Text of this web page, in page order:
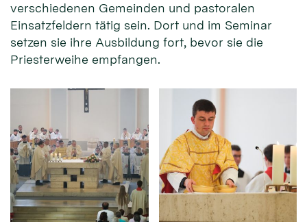
verschiedenen Gemeinden und pastoralen
Einsatzfeldern tätig sein. Dort und im Seminar
setzen sie ihre Ausbildung fort, bevor sie die
Priesterweihe empfangen.